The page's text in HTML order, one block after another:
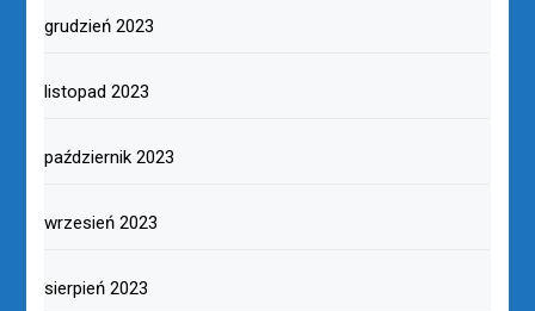
grudzień 2023
listopad 2023
październik 2023
wrzesień 2023
sierpień 2023